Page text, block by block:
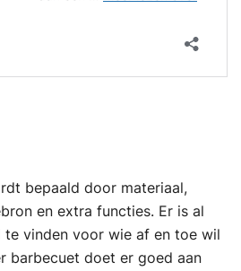
bepaald door materiaal,
en extra functies. Er is al
te vinden voor wie af en toe wil
barbecuet doet er goed aan